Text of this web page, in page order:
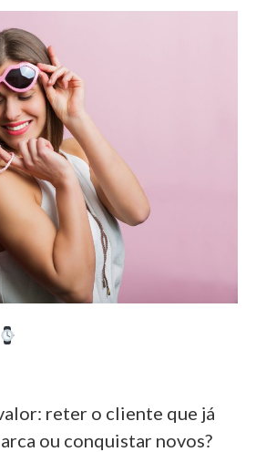
reter o cliente que já
ou conquistar novos?